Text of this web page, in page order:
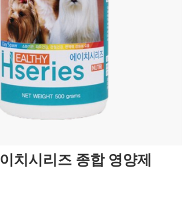
치시리즈 종합 영양제